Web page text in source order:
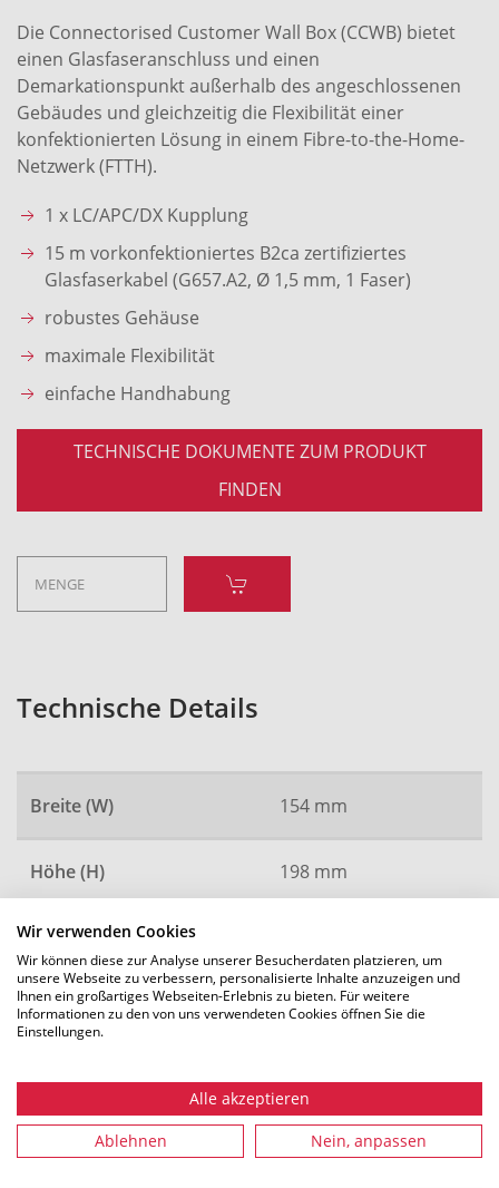
Wir verwenden Cookies
Wir können diese zur Analyse unserer Besucherdaten platzieren, um
unsere Webseite zu verbessern, personalisierte Inhalte anzuzeigen und
Ihnen ein großartiges Webseiten-Erlebnis zu bieten. Für weitere
Informationen zu den von uns verwendeten Cookies öffnen Sie die
Einstellungen.
Alle akzeptieren
Ablehnen Nein, anpassen
Die Connectorised Customer Wall Box (CCWB) bietet
einen Glasfaseranschluss und einen
Demarkationspunkt außerhalb des angeschlossenen
Gebäudes und gleichzeitig die Flexibilität einer
konfektionierten Lösung in einem Fibre-to-the-Home-
Netzwerk (FTTH).
1 x LC/APC/DX Kupplung
15 m vorkonfektioniertes B2ca zertifiziertes
Glasfaserkabel (G657.A2, Ø 1,5 mm, 1 Faser)
robustes Gehäuse
maximale Flexibilität
einfache Handhabung
TECHNISCHE DOKUMENTE ZUM PRODUKT
FINDEN
Technische Details
Breite (W) 154 mm
Höhe (H) 198 mm
Tiefe (D)
Farbe
3A, Crimp (ANT)